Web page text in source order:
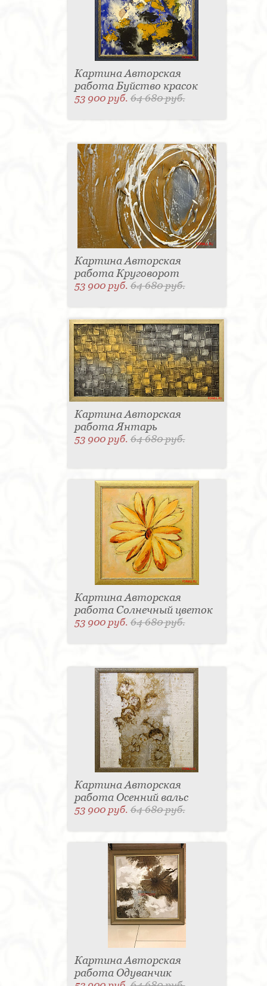
Картина Авторская
работа Буйство красок
53 900 руб.64 680 руб.
Картина Авторская
работа Круговорот
53 900 руб.64 680 руб.
Картина Авторская
работа Янтарь
53 900 руб.64 680 руб.
Картина Авторская
работа Солнечный цветок
53 900 руб.64 680 руб.
Картина Авторская
работа Осенний вальс
53 900 руб.64 680 руб.
Картина Авторская
работа Одуванчик